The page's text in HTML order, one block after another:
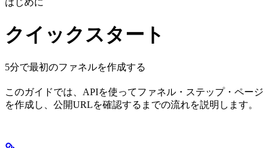
クイックスタート
5分で最初のファネルを作成する
このガイドでは、APIを使ってファネル・ステップ・ページ
を作成し、公開URLを確認するまでの流れを説明します。